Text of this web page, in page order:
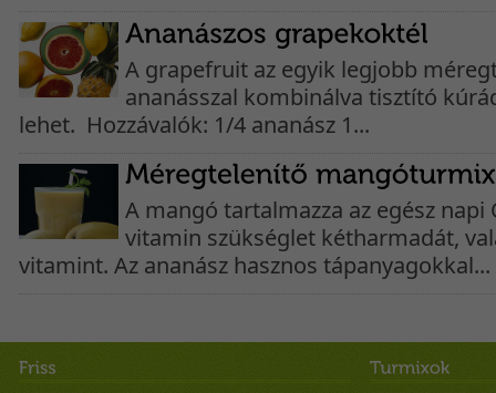
A grapefruit az egyik legjobb
ananásszal kombinálva tisztító
lehet. Hozzávalók: 1/4 ananász 1...
A mangó tartalmazza az egész napi
vitamin szükséglet kétharmadát,
vitamint. Az ananász hasznos tápanyagokkal...